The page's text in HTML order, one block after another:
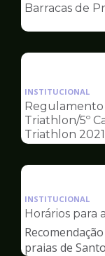
Barracas de
INSTITUCIONAL
Regulamento
Triathlon/5º
Triathlon 2021
INSTITUCIONAL
Horários para
praias de